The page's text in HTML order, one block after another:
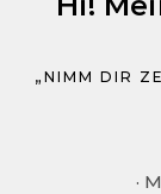
„NIMM DIR
·